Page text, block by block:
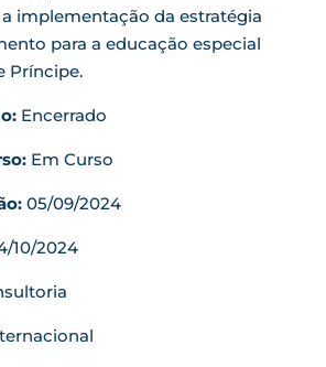
implementação da estratégia
para a educação especial
Príncipe.
Encerrado
Em Curso
05/09/2024
10/2024